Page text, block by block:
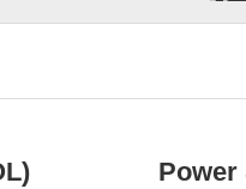
Power